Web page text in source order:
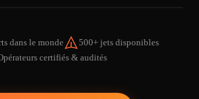
dans le monde
500+ jets disponibles
certifiés & audités